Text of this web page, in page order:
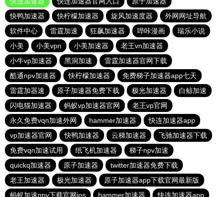
快鸭加速器
快柠檬加速器 旋风加速度器
外网网址导航
软件中心
雷霆加速 狂飙加速器 哔咔漫画
瑞乐小说
小美
小美vpn 小美加速器
老王vn加速器
小牛vp加速器
黑洞加速
雷霆加速器官网下载
酷通npv加速器
快柠檬加速器
免费梯子加速器app七天
雷霆加器速
原子加速器免费下载 极光加速器
白鲸加速
闪电猫加速器
蚂蚁vp加速器官网
老王vp官网
永久免费vqn加速外网
hammer加速器
快连加速器app
vp加速器官网
快鸭加速器 云梯加速器
飞驰加速器下载
免费vqn加速试用
纸飞机加速器
梯子npv加速
quickq加速器
原子加速器
twitter加速器免费下载
老王加速器
极光加速器
原子加速器app下载官网最新版
蚂蚁加速npv下载官网ios
hammer加速器 快连加速器app